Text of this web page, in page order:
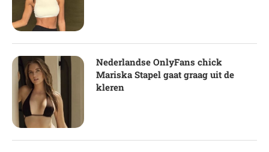
Nederlandse OnlyFans chick
Mariska Stapel gaat graag uit de
kleren